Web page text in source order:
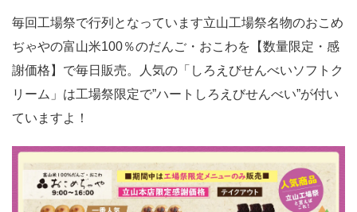
毎回工場祭で行列となっています立山工場祭名物のおこめ
ぢゃやの富山米100％のだんご・おこわを【数量限定・感
謝価格】で毎日販売。人気の「しろえびせんべいソフトク
リーム」は工場祭限定で”ハートしろえびせんべい”が付い
ていますよ！